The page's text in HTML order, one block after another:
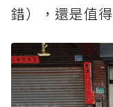
錯），還是值